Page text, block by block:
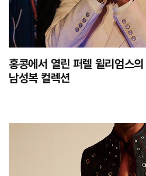
홍콩에서 열린 퍼렐 윌리엄스
남성복 컬렉션